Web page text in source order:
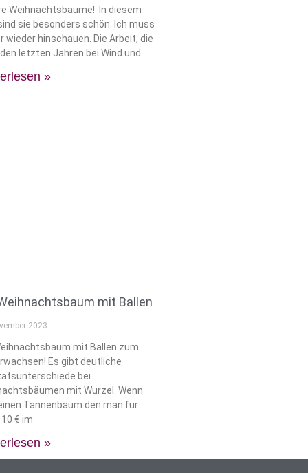
Weihnachtsbäume! In diesem
sie besonders schön. Ich muss
wieder hinschauen. Die Arbeit, die
letzten Jahren bei Wind und
»
mit Ballen
2023
mit Ballen zum
Es gibt deutliche
bei
mit Wurzel. Wenn
Tannenbaum den man für
€ im
»